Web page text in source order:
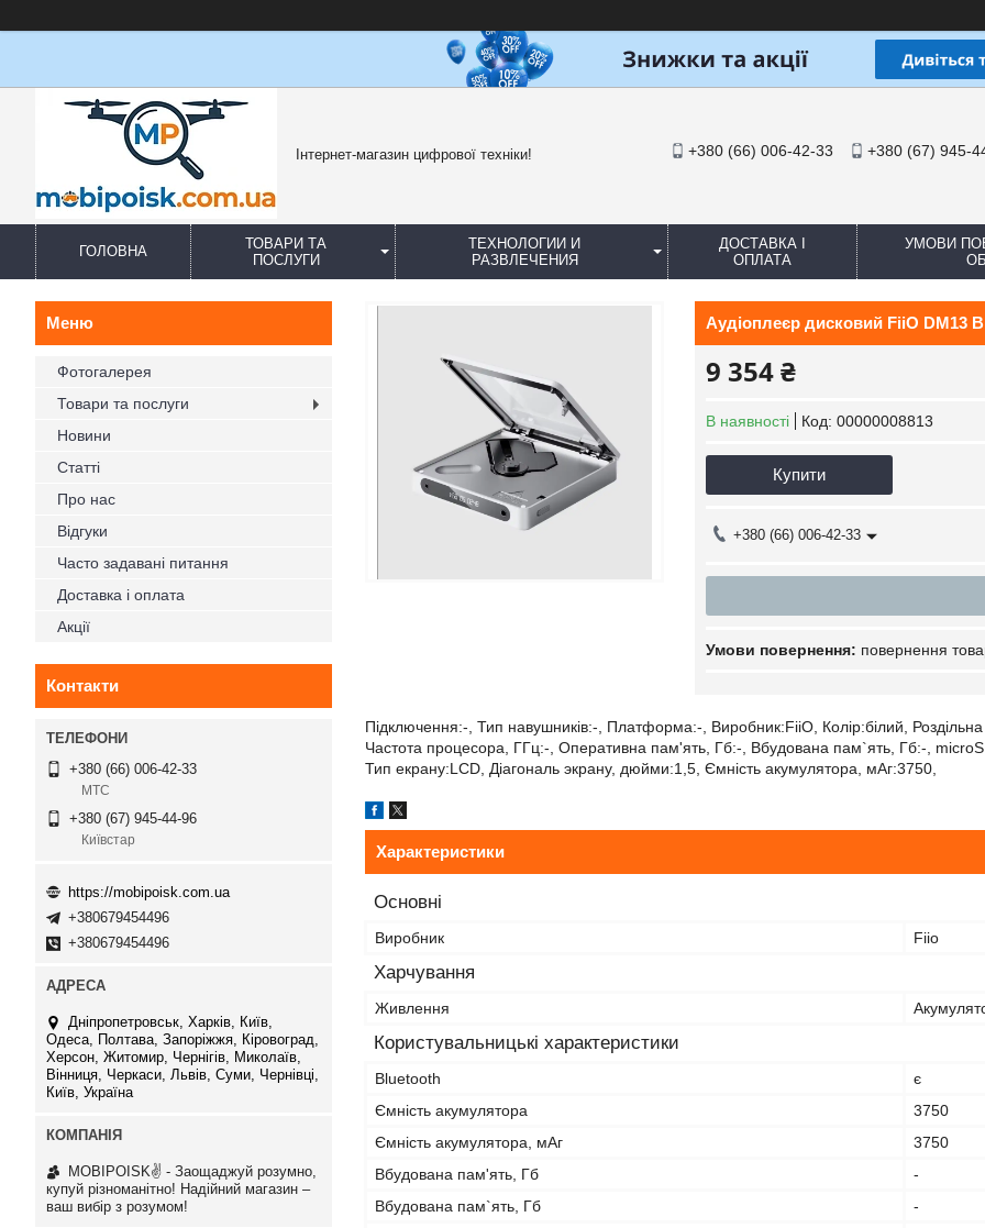
Інтернет-магазин цифрової техніки! +380 (66) 006-42-33 +380 (67) 945-
ГОЛОВНА
ТОВАРИ ТА
ПОСЛУГИ
ТЕХНОЛОГИИ И
РАЗВЛЕЧЕНИЯ
ДОСТАВКА І
ОПЛАТА
УМОВИ
Аудіоплеєр дисковий FiiO DM13
9 354 ₴
В наявності Код: 00000008813
Купити
+380 (66) 006-42-33
повернення
Підключення:-, Тип навушників:-, Платформа:-, Виробник:FiiO, Колір:білий, Роздільна
Частота процесора, ГГц:-, Оперативна пам'ять, Гб:-, Вбудована пам`ять, Гб:-,
Тип екрану:LCD, Діагональ экрану, дюйми:1,5, Ємність акумулятора, мАг:3750,
Характеристики
Основні
Виробник Fiio
Харчування
Живлення
Користувальницькі характеристики
Bluetooth
є
Ємність акумулятора
3750
Ємність акумулятора, мАг
3750
Вбудована пам'ять, Гб
-
Вбудована пам`ять, Гб
-
Фотогалерея
Товари та послуги
Новини
Статті
Про нас
Відгуки
Часто задавані питання
Доставка і оплата
Акції
Контакти
+380 (66) 006-42-33
МТС
+380 (67) 945-44-96
Київстар
https://mobipoisk.com.ua
+380679454496
+380679454496
Дніпропетровськ, Харків, Київ,
Одеса, Полтава, Запоріжжя, Кіровоград,
Херсон, Житомир, Чернігів, Миколаїв,
Вінниця, Черкаси, Львів, Суми, Чернівці,
Київ, Україна
MOBIPOISK✌ - Заощаджуй розумно,
купуй різноманітно! Надійний магазин –
ваш вибір з розумом!